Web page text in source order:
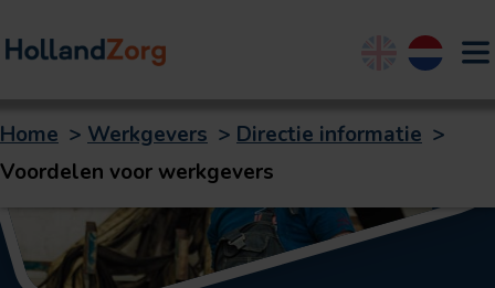
EnglishNederlands
Home > Werkgevers > Directie informatie >
Voordelen voor werkgevers